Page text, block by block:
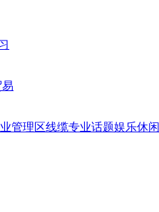
管理区线缆专业话题娱乐休闲